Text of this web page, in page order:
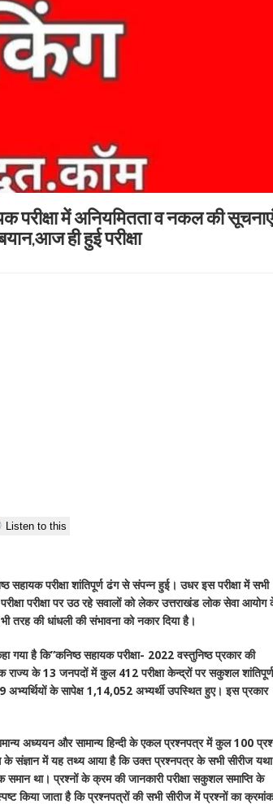
परीक्षा में अनियमितता व नकल की सूचनाएं
ही हुई परीक्षा
Listen to this
सहायक परीक्षा शांतिपूर्ण ढंग से संपन्न हुई। उधर इस परीक्षा में सभी
परीक्षा पर उठ रहे सवालों को लेकर उत्तराखंड लोक सेवा आयोग
तरह की धांधली की संभावना को नकार दिया है।
गया है कि”कनिष्ठ सहायक परीक्षा- 2022 वस्तुनिष्ठ प्रकार की
के 13 जनपदों में कुल 412 परीक्षा केन्द्रों पर सकुशल शांतिपूर्ण
के सापेक्ष 1,14,052 अभ्यर्थी उपस्थित हुए। इस प्रकार
अध्ययन और सामान्य हिन्दी के एकल प्रश्नपत्र में कुल 100
के संज्ञान में यह तथ्य आया है कि उक्त प्रश्नपत्र के सभी सीरीज यथा
था। प्रश्नों के क्रम की जानकारी परीक्षा सकुशल समाप्ति के
किया जाता है कि प्रश्नपत्रों की सभी सीरीज में प्रश्नों का क्रमांक